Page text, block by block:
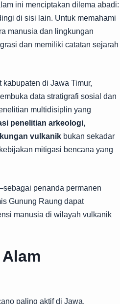
ini menciptakan dilema abadi:
di sisi lain. Untuk memahami
manusia dan lingkungan
dan memiliki catatan sejarah
di Jawa Timur,
data stratigrafi sosial dan
multidisiplin yang
penelitian arkeologi,
vulkanik bukan sekadar
mitigasi bencana yang
penanda permanen
Gunung Raung dapat
manusia di wilayah vulkanik
paling aktif di Jawa.